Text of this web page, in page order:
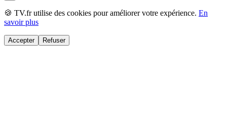
🍪 TV.fr utilise des cookies pour améliorer votre expérience. En
savoir plus
Accepter Refuser